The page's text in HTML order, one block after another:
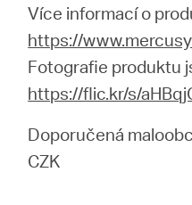
Více informací o
https://
Fotografie produktu
https://flic.kr/s/
Doporučená
CZK